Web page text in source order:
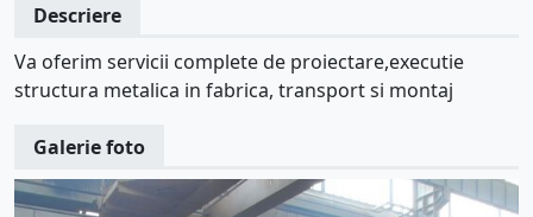
Descriere
Va oferim servicii complete de proiectare,executie
structura metalica in fabrica, transport si montaj
Galerie foto